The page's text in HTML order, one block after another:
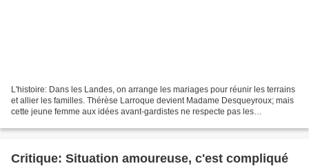
L'histoire: Dans les Landes, on arrange les mariages pour réunir les terrains
et allier les familles. Thérèse Larroque devient Madame Desqueyroux; mais
cette jeune femme aux idées avant-gardistes ne respecte pas les
Critique: Situation amoureuse, c'est compliqué